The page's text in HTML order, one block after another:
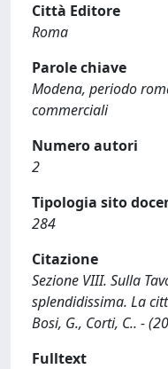
Città Editore
Roma
Parole chiave
Modena, periodo
commerciali
Numero autori
2
Tipologia sito
284
Citazione
Sezione VIII. Sulla
splendidissima. La
Bosi, G., Corti, C.. -
Fulltext